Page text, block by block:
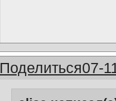
Поделиться07-